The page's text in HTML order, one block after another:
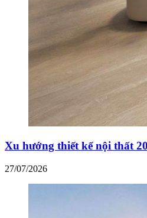
Xu hướng thiết kế nội thất
27/07/2026